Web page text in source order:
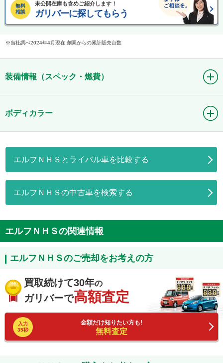
無料
相談
未公開在庫も含めご紹介します！
ガリバーに探してもらう
当社調べ2024年4月現在 創業からの累計販売台数
装備情報（スペック・燃費）
ボディカラー
エルフＮＨＳとライバル車を比較する
エルフＮＨＳの中古車を検索する
エルフＮＨＳの関連情報
エルフＮＨＳのご売却をお考えの方
買取続けて30年の
ガリバーで高額査定
入力
35秒
金額だけ知りたい方も!
無料査定